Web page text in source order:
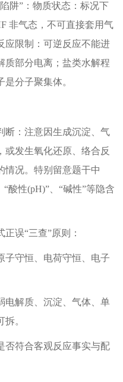
阱”：物质状态：标况下
非气态，不可直接套用气
应限制：可逆反应不能进
质部分电离；盐类水解程
是分子聚集体。
断：注意因生成沉淀、气
或发生氧化还原、络合反
情况。特别留意题干中
“酸性(pH)”、“碱性”等隐含
正误“三查”原则：
子守恒、电荷守恒、电子
电解质、沉淀、气体、单
。
否符合客观反应事实与配